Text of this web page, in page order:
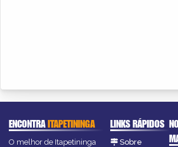
ENCONTRAITAPETININGA
O melhor de Itapetininga
LINKS RÁPIDOS
Sobre